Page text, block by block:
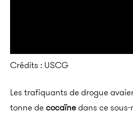
Crédits : USCG
Les trafiquants de drogue
tonne de cocaïnedans ce